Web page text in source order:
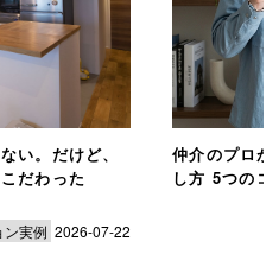
い。だけど、
だわった
ン実例 2026-07-22
仲介のプロ
し方 5つの